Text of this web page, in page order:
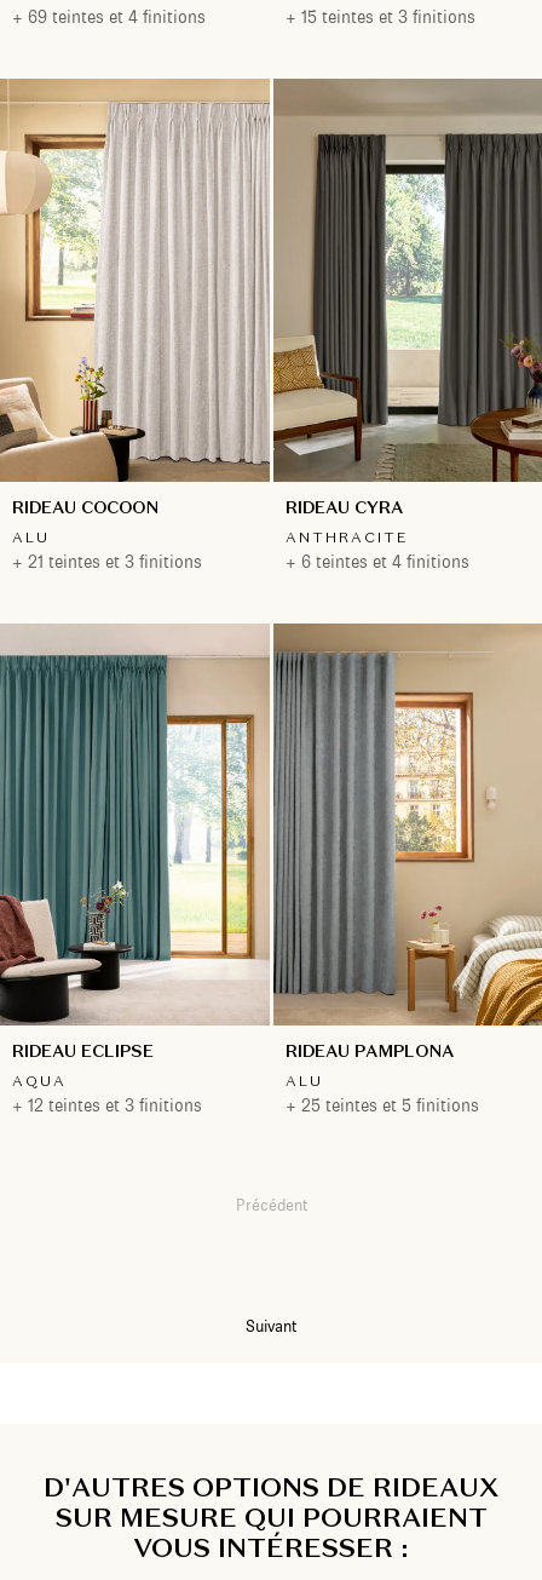
+ 69 teintes et 4 finitions + 15 teintes et 3 finitions
RIDEAU COCOON
ALU
+ 21 teintes et 3 finitions
RIDEAU CYRA
ANTHRACITE
+ 6 teintes et 4 finitions
RIDEAU ECLIPSE
AQUA
+ 12 teintes et 3 finitions
RIDEAU PAMPLONA
ALU
+ 25 teintes et 5 finitions
Précédent
Suivant
D'AUTRES OPTIONS DE RIDEAUX
SUR MESURE QUI POURRAIENT
VOUS INTÉRESSER :